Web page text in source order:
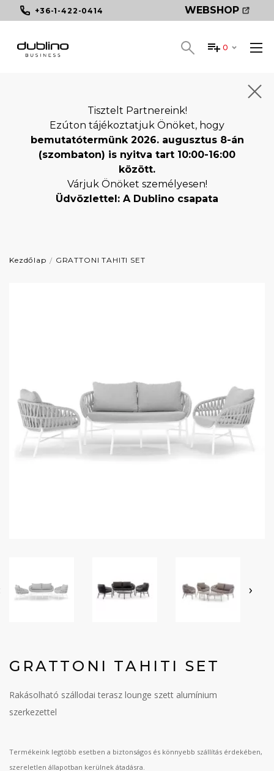
+36-1-422-0414 WEBSHOP
0
Tisztelt Partnereink!
Ezúton tájékoztatjuk Önöket, hogy
bemutatótermünk 2026. augusztus 8-án
(szombaton) is nyitva tart 10:00-16:00
között.
Várjuk Önöket személyesen!
Üdvözlettel: A Dublino csapata
Kezdőlap GRATTONI TAHITI SET
›
GRATTONI TAHITI SET
Rakásolható szállodai terasz lounge szett alumínium
szerkezettel
Termékeink legtöbb esetben a biztonságos és könnyebb szállítás érdekében,
szereletlen állapotban kerülnek átadásra.